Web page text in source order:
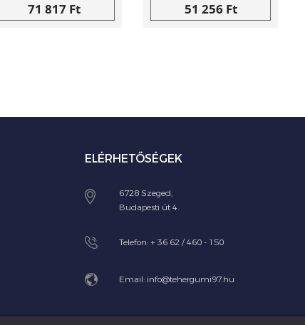
71 817 Ft 51 256 Ft
ELÉRHETŐSÉGEK
6728 Szeged,
Budapesti út 4.
Telefon: + 36 62 / 460 - 150
Email: info@tehergumi97.hu